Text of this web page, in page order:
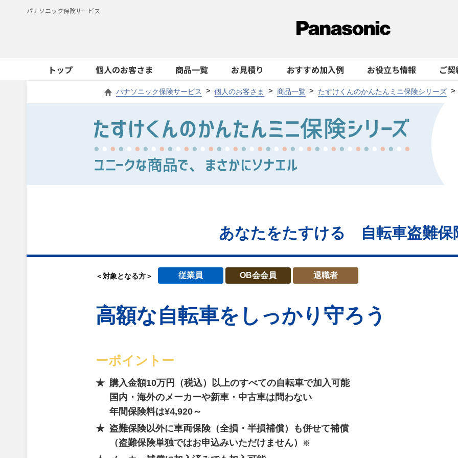
パナソニック保険サービス
トップ 個人のお客さま 商品一覧 お見積り おすすめ加入例 お役立ち情報 ご
パナソニック保険サービス 個人のお客さま 商品一覧 たすけくんのかんたんミニ保険シリーズ
あなたをたすける 自転車盗難保
＜対象となる方＞ 従業員 OB会会員 退職者
高額な自転車を しっかり守ろう
ーポイントー
購入金額10万円（税込）以上のすべての自転車で加入可能
国内・海外のメーカーや新車・中古車は問わない
年間保険料は¥4,920～
盗難保険以外に車両保険（全損・半損補償）も併せて補償
（盗難保険単独ではお申込みいただけません）
※